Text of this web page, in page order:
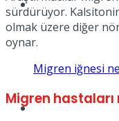
Spor
Podcast
sürdürüyor.
olmak üzere diğer
oynar.
Migren iğnesi
Migren hastaları